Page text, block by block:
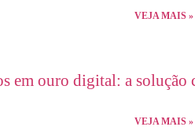
VEJA MAIS »
em ouro digital: a
VEJA MAIS »